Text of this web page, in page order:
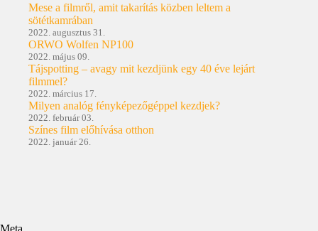
Mese a filmről, amit takarítás közben leltem a
sötétkamrában
2022. augusztus 31.
ORWO Wolfen NP100
2022. május 09.
Tájspotting – avagy mit kezdjünk egy 40 éve lejárt
filmmel?
2022. március 17.
Milyen analóg fényképezőgéppel kezdjek?
2022. február 03.
Színes film előhívása otthon
2022. január 26.
Meta